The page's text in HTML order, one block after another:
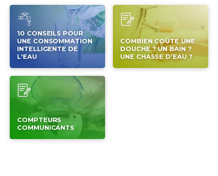
10 CONSEILS POUR
UNE CONSOMMATION
INTELLIGENTE DE
L'EAU
COMBIEN COÛTE UNE
DOUCHE ? UN BAIN ?
UNE CHASSE D’EAU ?
COMPTEURS
COMMUNICANTS